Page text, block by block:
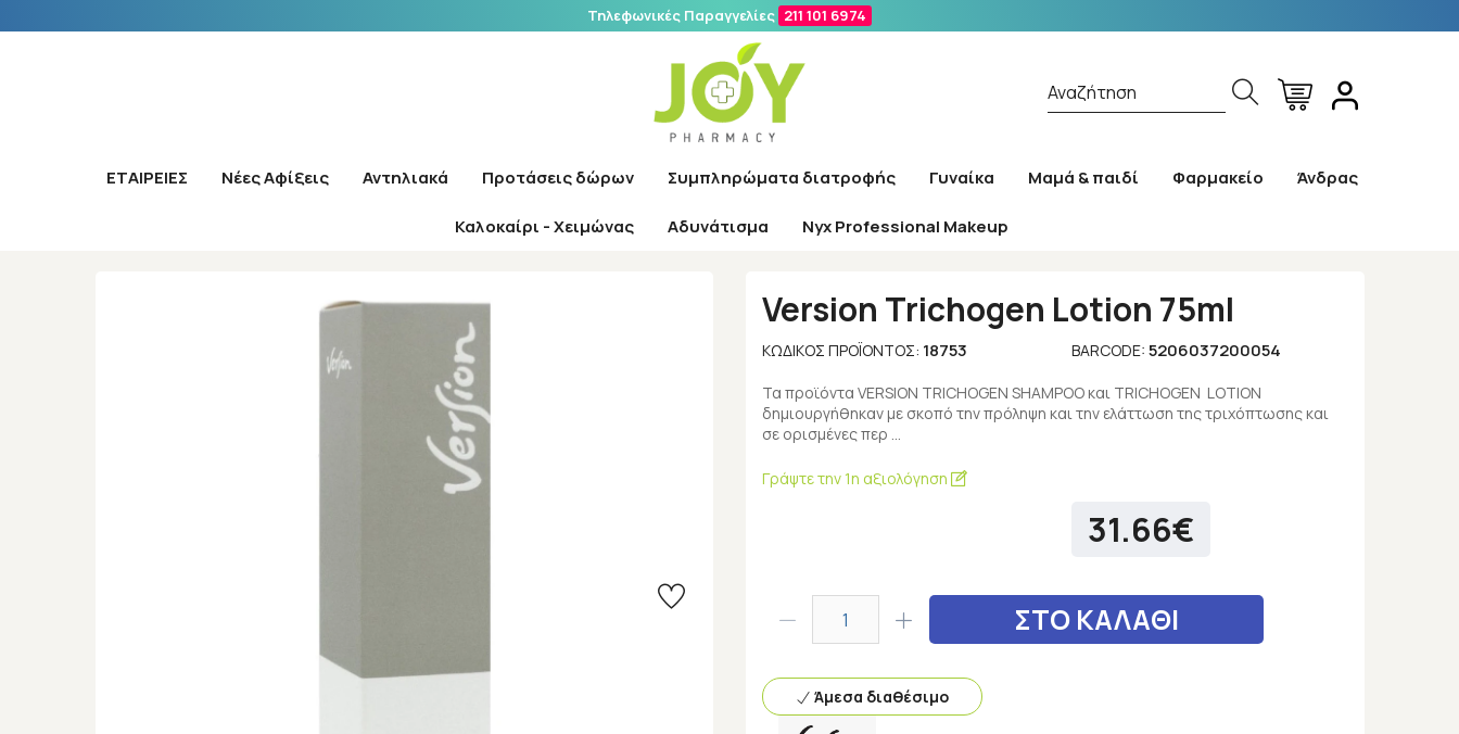
Τηλεφωνικές Παραγγελίες 211 101 6974
Αναζήτηση
ΕΤΑΙΡΕΙΕΣ Νέες Αφίξεις Αντηλιακά Προτάσεις δώρων Συμπληρώματα διατροφής Γυναίκα Μαμά & παιδί Φαρμακείο Άνδρας
Καλοκαίρι - Χειμώνας Αδυνάτισμα Nyx Professional Makeup
Αναζήτηση
Αρχική / Εταιρίες Version / Version Trichogen Lotion 75ml
Version Trichogen Lotion 75ml
ΚΩΔΙΚΌΣ ΠΡΟΪΌΝΤΟΣ: 18753 BARCODE: 5206037200054
Τα προϊόντα VERSION TRICHOGEN SHAMPOO και TRICHOGEN LOTION
δημιουργήθηκαν με σκοπό την πρόληψη και την ελάττωση της τριχόπτωσης και
σε ορισμένες περ …
Γράψτε την 1η αξιολόγηση
31.66€
ΣΤΟ ΚΑΛΑΘΙ
Άμεσα διαθέσιμο